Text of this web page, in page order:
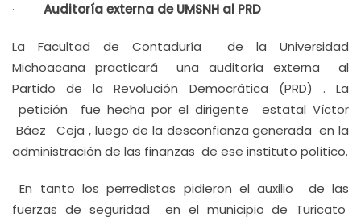
· Auditoría externa de UMSNH al PRD
La Facultad de Contaduría de la Universidad
Michoacana practicará una auditoría externa al
Partido de la Revolución Democrática (PRD) . La
petición fue hecha por el dirigente estatal Víctor
Báez Ceja , luego de la desconfianza generada en la
administración de las finanzas de ese instituto político.
En tanto los perredistas pidieron el auxilio de las
fuerzas de seguridad en el municipio de Turicato